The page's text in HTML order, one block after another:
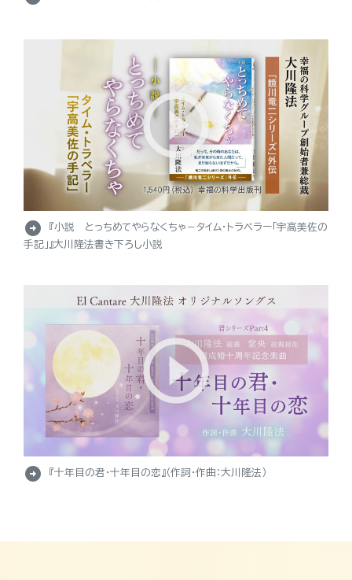
arrow_circle_right
『小説 とっちめてやらなくちゃ－タイム・トラベラー「宇高美佐の
手記」』大川隆法書き下ろし小説
arrow_circle_right 『十年目の君・十年目の恋』（作詞・作曲：大川隆法）